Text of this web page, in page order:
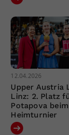
12.04.2026
Upper Austria
Linz: 2. Platz
Potapova beim
Heimturnier